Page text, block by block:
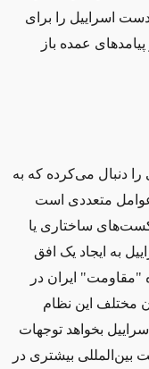
دست اسراییل را برای
عمده باز
دنبال می‌کرده که به
عوامل متعددی است
ساختاری یا
به ایجاد یک افق
"مقاومت" ایران در
مختلف این نظام
بخواهد توجهات
بین‌المللی بیشتری در